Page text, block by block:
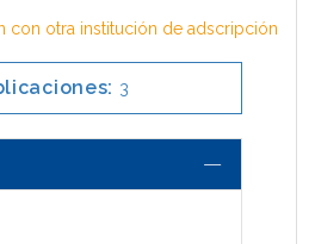
con otra institución de adscripción
3